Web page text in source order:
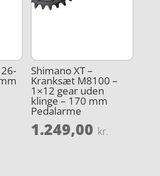
Shimano XT –
Kranksæt M8100 –
1×12 gear uden
klinge – 170 mm
Pedalarme
1.249,00 kr.